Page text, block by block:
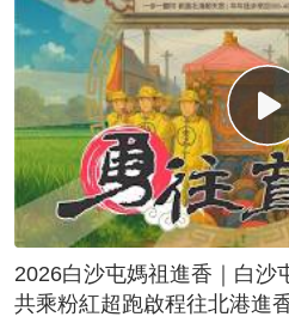
2026白沙屯媽祖進香｜白沙
共乘粉紅超跑啟程往北港進